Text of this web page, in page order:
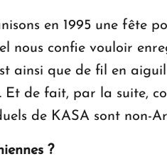
en 1995 une fête
nous confie vouloir
ainsi que de fil en
Et de fait, par la suite,
de KASA sont non-
?